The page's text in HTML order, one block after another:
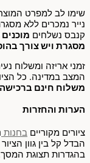
שימו לב למפרט
נייר נמכרים ללא
קנבס נשלחים
מסגרת ויש צורך
המצב במדינה. כל
משלוח חינם ברכישה מעל
הערות והחזרות
ציורים מקוריים בחנות
הבדל קל בין גוון
בהגדרות תצוגת